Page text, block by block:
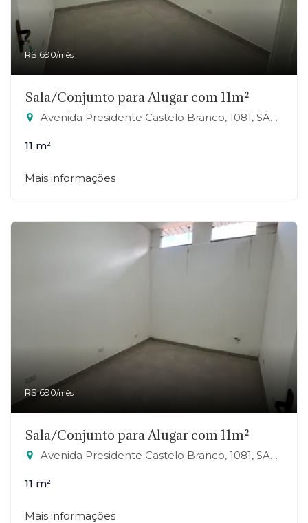
R$ 690/mês
Sala/Conjunto para Alugar com 11m²
Avenida Presidente Castelo Branco, 1081, SALA 24 - Jardim Zaira, Mauá-SP
11 m²
Mais informações
R$ 690/mês
Sala/Conjunto para Alugar com 11m²
Avenida Presidente Castelo Branco, 1081, SALA 25 - Jardim Zaira, Mauá-SP
11 m²
Mais informações